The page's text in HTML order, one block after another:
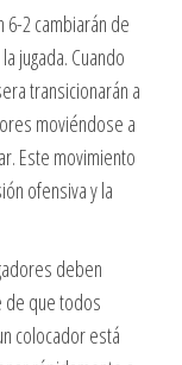
6-2 cambiarán de
jugada. Cuando
transicionarán a
moviéndose a
Este movimiento
ofensiva y la
deben
de que todos
colocador está